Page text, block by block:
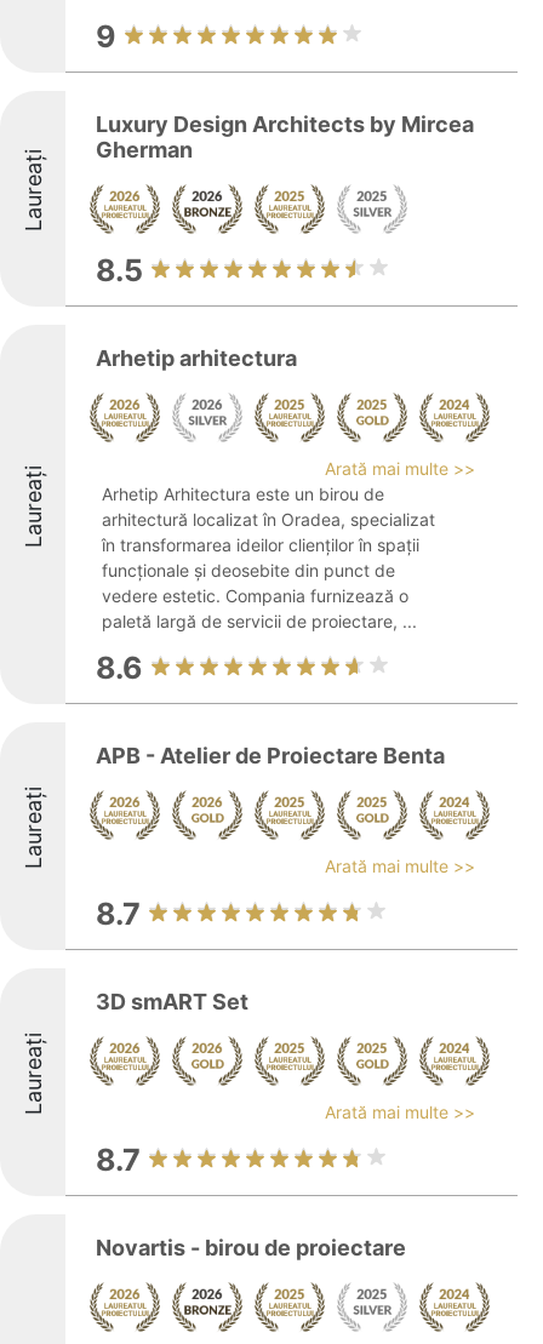
9
Laureați
Luxury Design Architects by Mircea
Gherman
8.5
Laureați
Arhetip arhitectura
Arată mai multe >>
Arhetip Arhitectura este un birou de
arhitectură localizat în Oradea, specializat
în transformarea ideilor clienților în spații
funcționale și deosebite din punct de
vedere estetic. Compania furnizează o
paletă largă de servicii de proiectare, ...
8.6
Laureați
APB - Atelier de Proiectare Benta
Arată mai multe >>
8.7
Laureați
3D smART Set
Arată mai multe >>
8.7
Novartis - birou de proiectare